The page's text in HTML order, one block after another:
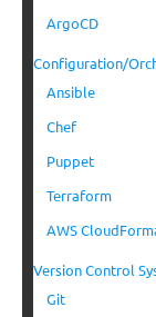
ArgoCD
Configuration/
Ansible
Chef
Puppet
Terraform
AWS
Version Control
Git